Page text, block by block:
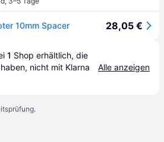
10mm Spacer 28,05 €
1 Shop erhältlich, die
nicht mit Klarna
Alle anzeigen